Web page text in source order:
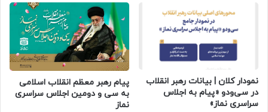
نمودار کلان | بیانات رهبر انقلاب
در سی‌ودو «پیام به اجلاس
سراسری نماز»
پیام رهبر معظم انقلاب اسلامی
به سی و دومین اجلاس سراسری
نماز